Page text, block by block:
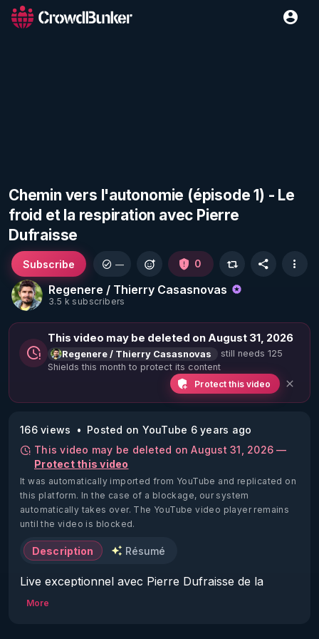
Chemin vers l'autonomie (épisode 1) - Le
froid et la respiration avec Pierre
Dufraisse
Regenere / Thierry Casasnovas
3.5 k subscribers
Subscribe — 0
This video may be deleted on August 31, 2026
Regenere / Thierry Casasnovas
still needs 125
Shields this month to protect its content
Protect this video
166 views
Posted on YouTube 6 years ago
This video may be deleted on August 31, 2026 —
Protect this video
It was automatically imported from YouTube and replicated on
this platform. In the case of a blockage, our system
automatically takes over. The YouTube video player remains
until the video is blocked.
Description Résumé
Live exceptionnel avec Pierre Dufraisse de la
More